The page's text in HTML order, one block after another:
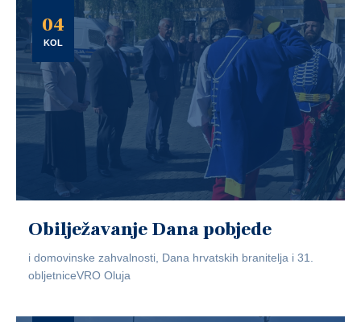
04
KOL
Obilježavanje Dana pobjede
i domovinske zahvalnosti, Dana hrvatskih branitelja i 31.
obljetniceVRO Oluja